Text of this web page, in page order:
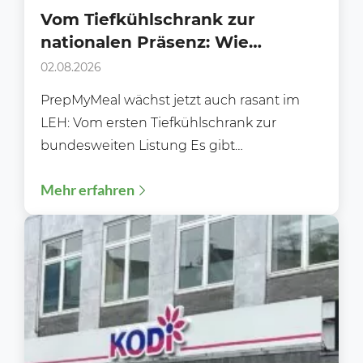
Vom Tiefkühlschrank zur
nationalen Präsenz: Wie
PrepMyMeal den deutschen LEH
02.08.2026
PrepMyMeal wächst jetzt auch rasant im
LEH: Vom ersten Tiefkühlschrank zur
bundesweiten Listung Es gibt
hinweg im...
Mehr erfahren